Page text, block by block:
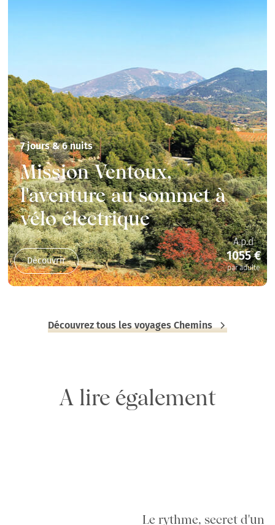
7 jours & 6 nuits
Mission Ventoux,
l'aventure au sommet à
vélo électrique
Découvrir
A.p.d
1055 €
par adulte
Découvrez tous les voyages Chemins
A lire également
Le rythme, secret d'un